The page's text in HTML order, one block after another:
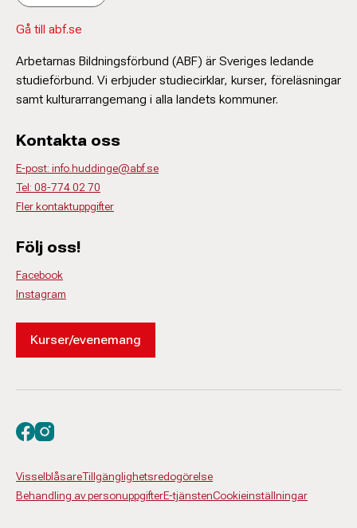
Gå till abf.se
Arbetarnas Bildningsförbund (ABF) är Sveriges ledande
studieförbund. Vi erbjuder studiecirklar, kurser, föreläsningar
samt kulturarrangemang i alla landets kommuner.
Kontakta oss
E-post: info.huddinge@abf.se
Tel: 08-774 02 70
Fler kontaktuppgifter
Följ oss!
Facebook
Instagram
Kurser/evenemang
VisselblåsareTillgänglighetsredogörelse
Behandling av personuppgifterE-tjänstenCookieinställningar
Besök oss på facebook
Besök oss på instagram